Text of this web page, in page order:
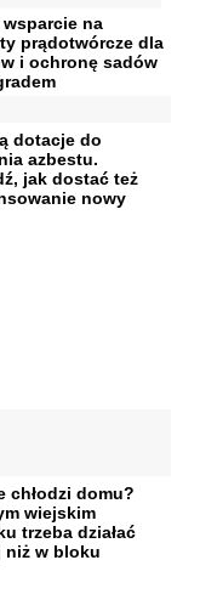
wsparcie na
prądotwórcze dla
i ochronę sadów
dotacje do
azbestu.
jak dostać też
nowy
chłodzi domu?
wiejskim
trzeba działać
niż w bloku